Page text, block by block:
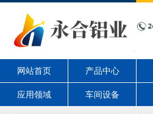
网站首页 产品中心
应用领域 车间设备